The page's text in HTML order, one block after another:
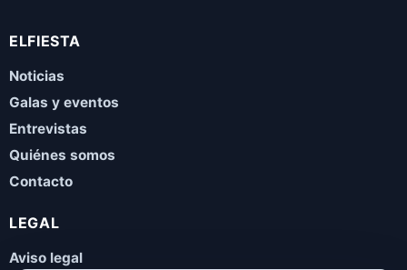
ELFIESTA
Noticias
Galas y eventos
Entrevistas
Quiénes somos
Contacto
LEGAL
Aviso legal